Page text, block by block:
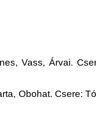
Vass, Árvai.
Obohat. Csere: